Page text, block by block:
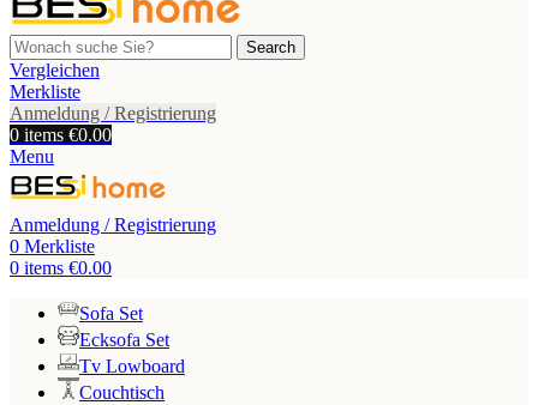
Search
Vergleichen
Merkliste
Anmeldung / Registrierung
0 items €0.00
Menu
Anmeldung / Registrierung
0 Merkliste
0 items €0.00
Sofa Set
Ecksofa Set
Tv Lowboard
Couchtisch